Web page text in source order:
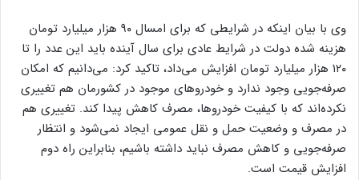
وی با بیان اینکه در شرایطی که برای امسال ۹۰ هزار میلیارد تومان
هزینه شده دولت در شرایط عادی برای سال آینده باید این عدد را تا
۱۲۰ هزار میلیارد تومان افزایش می‌داد، تاکید کرد: می‌دانیم که امکان
صرفه‌جویی وجود ندارد و خودرو‌های موجود در کشورمان هم تغییری
نکرده‌اند که با کیفیت خودروها، مصرف کاهش پیدا کند. تغییری هم
در مصرف و وضعیت حمل و نقل عمومی ایجاد نمی‌شود و انتظار
صرفه‌جویی و کاهش مصرف نباید داشته باشیم، بنابراین راه دوم
افزایش قیمت است.